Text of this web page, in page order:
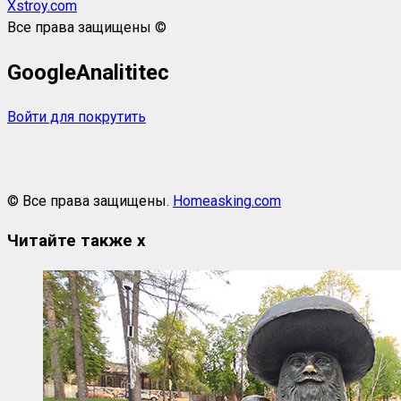
Xstroy.com
Все права защищены ©
GoogleAnalititec
Войти для покрутить
© Все права защищены. Homeasking.com
Читайте также x